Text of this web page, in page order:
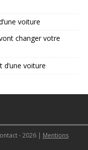
voiture
changer votre
voiture
- 2026 | Mentions